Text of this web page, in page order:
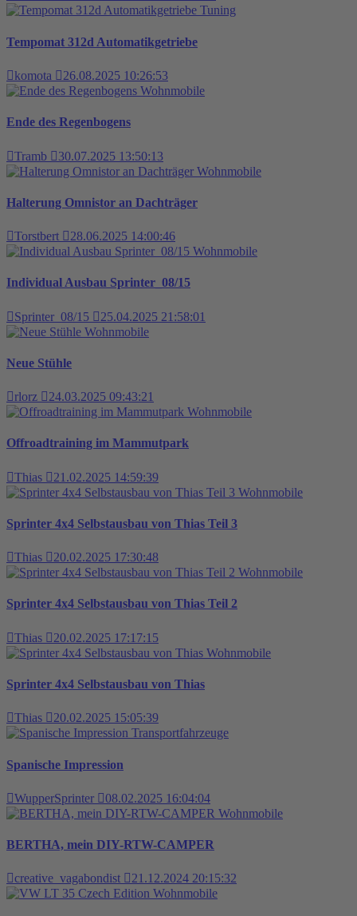
Tuning
Tempomat 312d Automatikgetriebe
komota
26.08.2025 10:26:53
Wohnmobile
Ende des Regenbogens
Tramb
30.07.2025 13:50:13
Wohnmobile
Halterung Omnistor an Dachträger
Torstbert
28.06.2025 14:00:46
Wohnmobile
Individual Ausbau Sprinter_08/15
Sprinter_08/15
25.04.2025 21:58:01
Wohnmobile
Neue Stühle
rlorz
24.03.2025 09:43:21
Wohnmobile
Offroadtraining im Mammutpark
Thias
21.02.2025 14:59:39
Wohnmobile
Sprinter 4x4 Selbstausbau von Thias Teil 3
Thias
20.02.2025 17:30:48
Wohnmobile
Sprinter 4x4 Selbstausbau von Thias Teil 2
Thias
20.02.2025 17:17:15
Wohnmobile
Sprinter 4x4 Selbstausbau von Thias
Thias
20.02.2025 15:05:39
Transportfahrzeuge
Spanische Impression
WupperSprinter
08.02.2025 16:04:04
Wohnmobile
BERTHA, mein DIY-RTW-CAMPER
creative_vagabondist
21.12.2024 20:15:32
Wohnmobile